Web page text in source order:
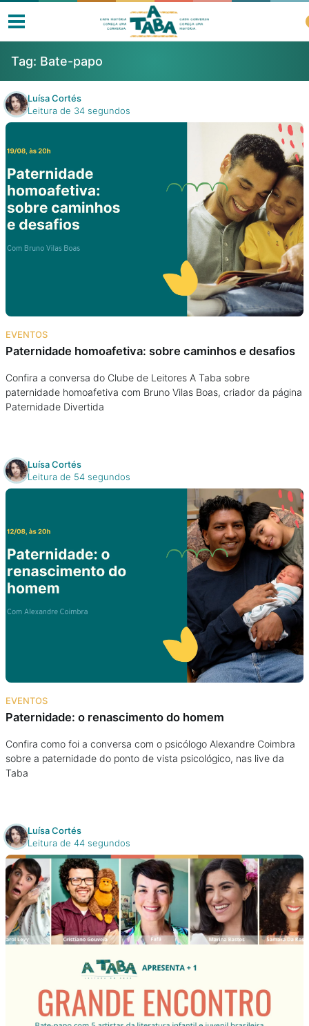
Livros
Resenhas
Clube de Leitores
Listas
Na escola
Na família
Colunas
Colecionáveis
E-Books
Eventos
Taba na Escola
Tag: Bate-papo
Luísa Cortés
Leitura de 34 segundos
EVENTOS
Paternidade homoafetiva: sobre caminhos e desafios
Confira a conversa do Clube de Leitores A Taba sobre
paternidade homoafetiva com Bruno Vilas Boas, criador da página
Paternidade Divertida
Luísa Cortés
Leitura de 54 segundos
EVENTOS
Paternidade: o renascimento do homem
Confira como foi a conversa com o psicólogo Alexandre Coimbra
sobre a paternidade do ponto de vista psicológico, nas live da
Taba
Luísa Cortés
Leitura de 44 segundos